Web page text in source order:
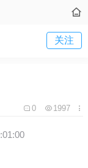
关注
0 1997